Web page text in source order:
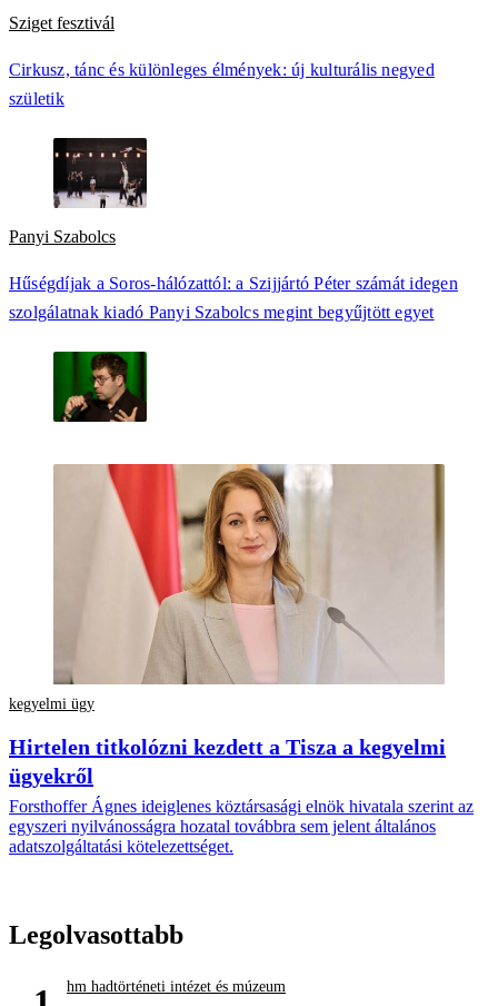
Sziget fesztivál
Cirkusz, tánc és különleges élmények: új kulturális negyed
születik
Panyi Szabolcs
Hűségdíjak a Soros-hálózattól: a Szijjártó Péter számát idegen
szolgálatnak kiadó Panyi Szabolcs megint begyűjtött egyet
kegyelmi ügy
Hirtelen titkolózni kezdett a Tisza a kegyelmi
ügyekről
Forsthoffer Ágnes ideiglenes köztársasági elnök hivatala szerint az
egyszeri nyilvánosságra hozatal továbbra sem jelent általános
adatszolgáltatási kötelezettséget.
Legolvasottabb
hm hadtörténeti intézet és múzeum